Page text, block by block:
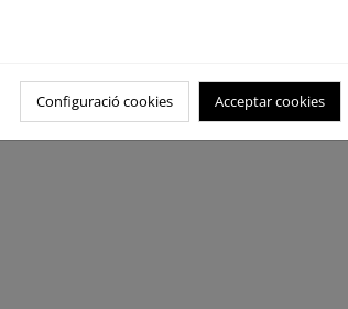
Configuració cookies Acceptar cookies